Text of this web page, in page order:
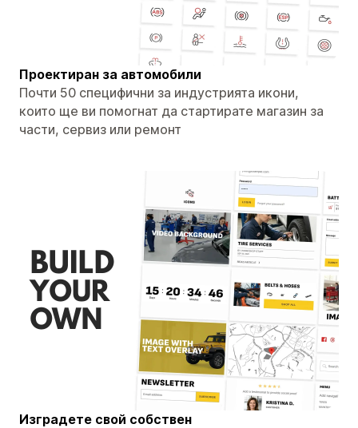
Проектиран за автомобили
Почти 50 специфични за индустрията икони,
които ще ви помогнат да стартирате магазин за
части, сервиз или ремонт
Изградете свой собствен